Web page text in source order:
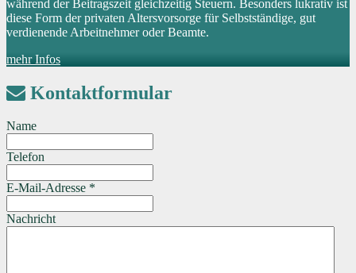
während der Beitragszeit gleichzeitig Steuern. Besonders lukrativ ist
diese Form der privaten Altersvorsorge für Selbstständige, gut
verdienende Arbeitnehmer oder Beamte.
mehr Infos
Kontaktformular
Name
Telefon
E-Mail-Adresse *
Nachricht